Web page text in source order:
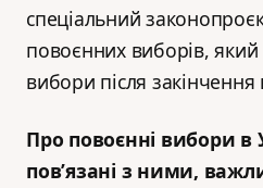
спеціальний
повоєнних виборів,
вибори після закінчення
Про повоєнні вибори в
пов’язані з ними,